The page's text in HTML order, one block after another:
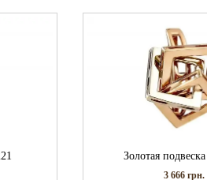
Золотая
3 666грн.